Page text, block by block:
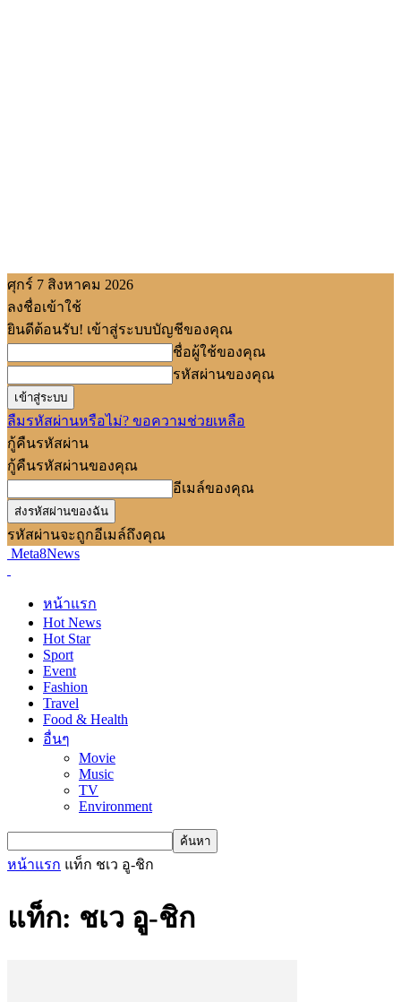
ศุกร์ 7 สิงหาคม 2026
ลงชื่อเข้าใช้
ยินดีต้อนรับ! เข้าสู่ระบบบัญชีของคุณ
ชื่อผู้ใช้ของคุณ
รหัสผ่านของคุณ
ลืมรหัสผ่านหรือไม่? ขอความช่วยเหลือ
กู้คืนรหัสผ่าน
กู้คืนรหัสผ่านของคุณ
อีเมล์ของคุณ
รหัสผ่านจะถูกอีเมล์ถึงคุณ
Meta8News
หน้าแรก
Hot News
Hot Star
Sport
Event
Fashion
Travel
Food & Health
อื่นๆ
Movie
Music
TV
Environment
หน้าแรก แท็ก ชเว อู-ชิก
แท็ก: ชเว อู-ชิก